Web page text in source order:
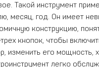
Такой инструмент
месяц, год. Он имеет
конструкцию,
кнопок, чтобы
изменить его мощность,
легко